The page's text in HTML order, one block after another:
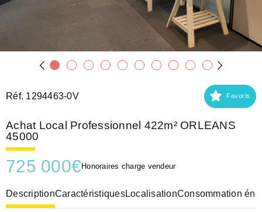
Réf. 1294463-0V Favoris
Achat Local Professionnel 422m² ORLEANS
45000
725 000€ Honoraires charge vendeur
DescriptionCaractéristiquesLocalisationConsommation